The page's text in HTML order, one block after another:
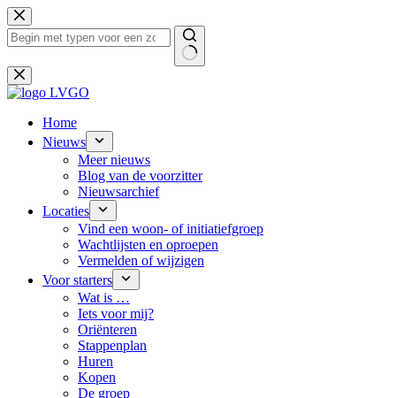
Ga
naar
de
Geen
resultaten
Home
Nieuws
Meer nieuws
Blog van de voorzitter
Nieuwsarchief
Locaties
Vind een woon- of initiatiefgroep
Wachtlijsten en oproepen
Vermelden of wijzigen
Voor starters
Wat is …
Iets voor mij?
Oriënteren
Stappenplan
Huren
Kopen
De groep